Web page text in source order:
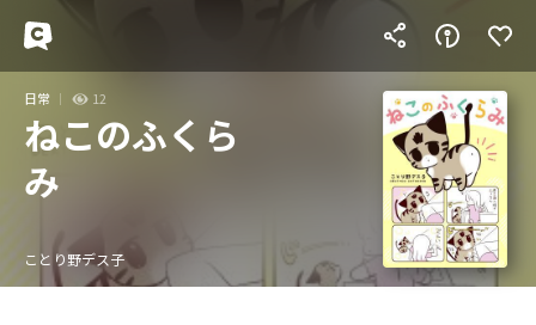
日常 12
ねこのふくら
み
ことり野デス子